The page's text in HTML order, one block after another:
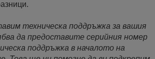
техническа поддръжка за вашия
да предоставите серийния номер
поддръжка в началото на